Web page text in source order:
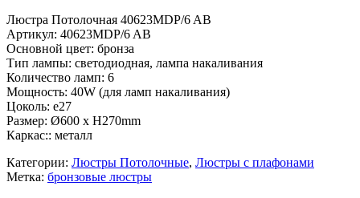
Люстра Потолочная 40623MDP/6 AB
Артикул: 40623MDP/6 AB
Основной цвет: бронза
Тип лампы: светодиодная, лампа накаливания
Количество ламп: 6
Мощность: 40W (для ламп накаливания)
Цоколь: e27
Размер: Ø600 x H270mm
Каркас:: металл
Категории: Люстры Потолочные, Люстры с плафонами
Метка: бронзовые люстры